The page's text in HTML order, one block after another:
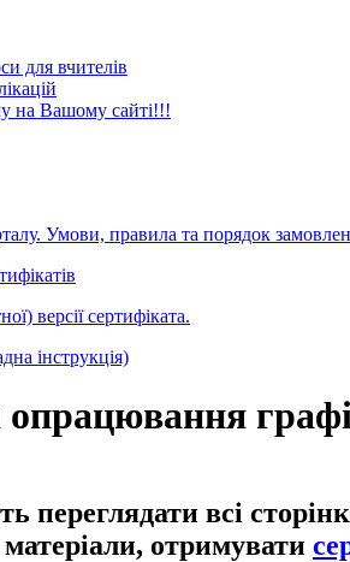
для вчителів
на Вашому сайті!!!
Умови, правила та порядок
версії сертифіката.
інструкція)
переглядати всі
отримувати